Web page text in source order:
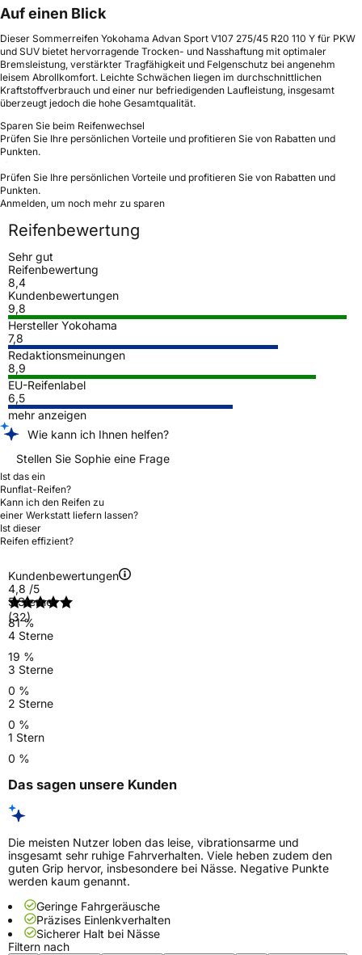
Auf einen Blick
Dieser Sommerreifen Yokohama Advan Sport V107 275/45 R20 110 Y für PKW
und SUV bietet hervorragende Trocken- und Nasshaftung mit optimaler
Bremsleistung, verstärkter Tragfähigkeit und Felgenschutz bei angenehm
leisem Abrollkomfort. Leichte Schwächen liegen im durchschnittlichen
Kraftstoffverbrauch und einer nur befriedigenden Laufleistung, insgesamt
überzeugt jedoch die hohe Gesamtqualität.
Sparen Sie beim Reifenwechsel
Prüfen Sie Ihre persönlichen Vorteile und profitieren Sie von Rabatten und
Punkten.
Prüfen Sie Ihre persönlichen Vorteile und profitieren Sie von Rabatten und
Punkten.
Anmelden, um noch mehr zu sparen
Reifenbewertung
Sehr gut
Reifenbewertung
8,4
Kundenbewertungen
9,8
Hersteller Yokohama
7,8
Redaktionsmeinungen
8,9
EU-Reifenlabel
6,5
mehr anzeigen
Wie kann ich Ihnen helfen?
Stellen Sie Sophie eine Frage
Ist das ein
Runflat-Reifen?
Kann ich den Reifen zu
einer Werkstatt liefern lassen?
Ist dieser
Reifen effizient?
Kundenbewertungen
4,8 /5
(32)
5 Sterne
81 %
4 Sterne
19 %
3 Sterne
0 %
2 Sterne
0 %
1 Stern
0 %
Das sagen unsere Kunden
Die meisten Nutzer loben das leise, vibrationsarme und
insgesamt sehr ruhige Fahrverhalten. Viele heben zudem den
guten Grip hervor, insbesondere bei Nässe. Negative Punkte
werden kaum genannt.
Geringe Fahrgeräusche
Präzises Einlenkverhalten
Sicherer Halt bei Nässe
Filtern nach